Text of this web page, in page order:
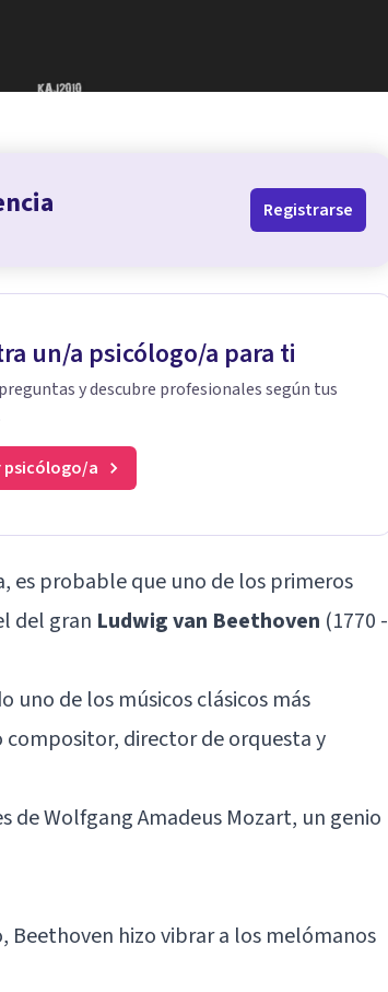
Registrarse
un/a psicólogo/a para ti
y descubre profesionales según tus
psicólogo/a
es probable que uno de los primeros
del gran Ludwig van Beethoven (1770 -
uno de los músicos clásicos más
director de orquesta y
de Wolfgang Amadeus Mozart, un genio
Beethoven hizo vibrar a los melómanos